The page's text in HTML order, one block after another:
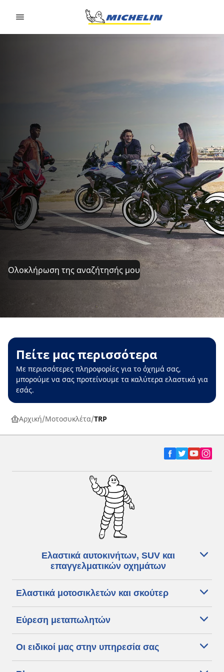
Ολοκλήρωση της αναζήτησής μου
Πείτε μας περισσότερα
Με περισσότερες πληροφορίες για το όχημά σας,
μπορούμε να σας προτείνουμε τα καλύτερα ελαστικά για
εσάς.
Αρχική Μοτοσυκλέτα TRP
Ελαστικά αυτοκινήτων, SUV και
επαγγελματικών οχημάτων
Ελαστικά μοτοσικλετών και σκούτερ
Εύρεση μεταπωλητών
Οι ειδικοί μας στην υπηρεσία σας